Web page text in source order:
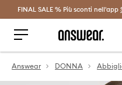
Risparmia
FINAL SALE % Più sconti nell'app
Answear DONNA